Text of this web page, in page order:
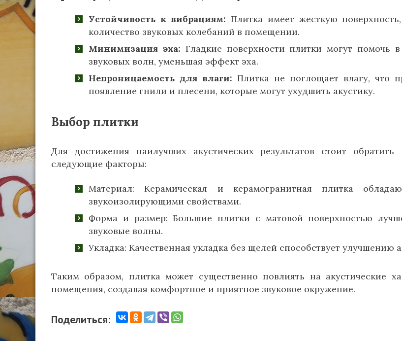
Устойчивость к вибрациям: Плитка имеет жесткую
количество звуковых колебаний в помещении.
Минимизация эха: Гладкие поверхности плитки могут помочь
звуковых волн, уменьшая эффект эха.
Непроницаемость для влаги: Плитка не поглощает влагу, что
появление гнили и плесени, которые могут ухудшить акустику.
Выбор плитки
Для достижения наилучших акустических результатов стоит
следующие факторы:
Материал: Керамическая и керамогранитная плитка
звукоизолирующими свойствами.
Форма и размер: Большие плитки с матовой поверхностью
звуковые волны.
Укладка: Качественная укладка без щелей способствует улучшению
Таким образом, плитка может существенно повлиять на акустические
помещения, создавая комфортное и приятное звуковое окружение.
Поделиться: